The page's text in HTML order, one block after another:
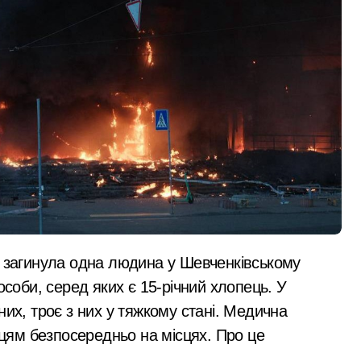
Київщини для захисту бізнесу та фінансів
ворожих атак у Бучанському районі в
станції метро: всі подробиці програми розвитку
з Києва: від 9 до 14 тис. доларів на кону
велика пожежа: густий дим охопив численні
ревнощі до знайомого
себе за співробітників СБУ, обдурили двох пенсіонерів
потрапив в страшну аварію
підозрюють у зловживанні资金, завдані збитки
парамедикиня «Госпітальєрів» Єва Ройтер, яка до
здійснив постріли біля багатоповерхівок
серед яких є 15-річний хлопець. У
троє з них у тяжкому стані. Медична
безпосередньо на місцях. Про це
Київ
Виявлено
переплату понад
16,5 млн грн у